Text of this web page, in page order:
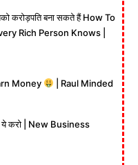
करोड़पति बना सकते हैं How To
Rich Person Knows |
Money | Raul Minded
ये करो | New Business